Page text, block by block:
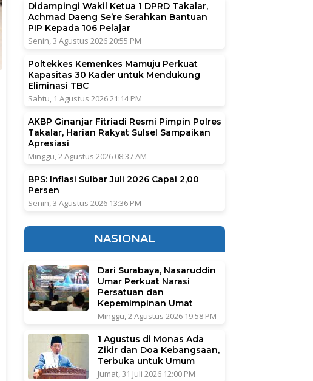
Didampingi Wakil Ketua 1 DPRD Takalar,
Achmad Daeng Se’re Serahkan Bantuan
PIP Kepada 106 Pelajar
Senin, 3 Agustus 2026 20:55 PM
Poltekkes Kemenkes Mamuju Perkuat
Kapasitas 30 Kader untuk Mendukung
Eliminasi TBC
Sabtu, 1 Agustus 2026 21:14 PM
AKBP Ginanjar Fitriadi Resmi Pimpin Polres
Takalar, Harian Rakyat Sulsel Sampaikan
Apresiasi
Minggu, 2 Agustus 2026 08:37 AM
BPS: Inflasi Sulbar Juli 2026 Capai 2,00
Persen
Senin, 3 Agustus 2026 13:36 PM
NASIONAL
Dari Surabaya, Nasaruddin
Umar Perkuat Narasi
Persatuan dan
Kepemimpinan Umat
Minggu, 2 Agustus 2026 19:58 PM
1 Agustus di Monas Ada
Zikir dan Doa Kebangsaan,
Terbuka untuk Umum
Jumat, 31 Juli 2026 12:00 PM